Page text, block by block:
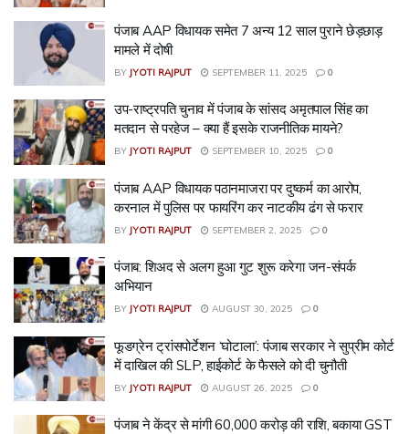
पंजाब AAP विधायक समेत 7 अन्य 12 साल पुराने छेड़छाड़
मामले में दोषी
BY JYOTI RAJPUT SEPTEMBER 11, 2025 0
उप-राष्ट्रपति चुनाव में पंजाब के सांसद अमृतपाल सिंह का
मतदान से परहेज – क्या हैं इसके राजनीतिक मायने?
BY JYOTI RAJPUT SEPTEMBER 10, 2025 0
पंजाब AAP विधायक पठानमाजरा पर दुष्कर्म का आरोप,
करनाल में पुलिस पर फायरिंग कर नाटकीय ढंग से फरार
BY JYOTI RAJPUT SEPTEMBER 2, 2025 0
पंजाब: शिअद से अलग हुआ गुट शुरू करेगा जन-संपर्क
अभियान
BY JYOTI RAJPUT AUGUST 30, 2025 0
फूडग्रेन ट्रांसपोर्टेशन ‘घोटाला’: पंजाब सरकार ने सुप्रीम कोर्ट
में दाखिल की SLP, हाईकोर्ट के फैसले को दी चुनौती
BY JYOTI RAJPUT AUGUST 26, 2025 0
पंजाब ने केंद्र से मांगी 60,000 करोड़ की राशि, बकाया GST